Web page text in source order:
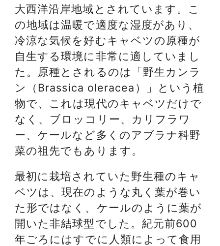
大西洋沿岸地域とされています。こ
の地域は温暖で適度な湿度があり、
冷涼な気候を好むキャベツの原種が
自生する環境に非常に適していまし
た。原種とされるのは「野生カンラ
ン（Brassica oleracea）」という植
物で、これは現代のキャベツだけで
なく、ブロッコリー、カリフラワ
ー、ケールなど多くのアブラナ科野
菜の祖先でもあります。
最初に栽培されていた野生種のキャ
ベツは、現在のような丸く葉が巻い
た形ではなく、ケールのように葉が
開いた非結球型でした。紀元前600
年ごろにはすでに人類によって食用